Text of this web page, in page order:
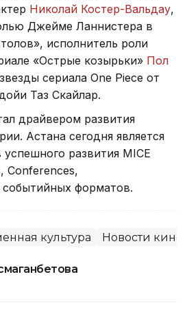
Николай Костер-Вальдау,
Джейме Ланнистера в
исполнитель роли
«Острые козырьки» Пол
сериала One Piece от
Таз Скайлар.
драйвером развития
Астана сегодня является
развития MICE
Conferences,
событийных форматов.
культура Новости кино